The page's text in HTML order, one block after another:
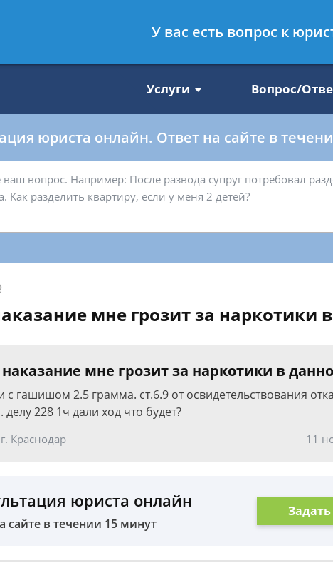
8 812 509-27-47
Услуги Вопрос/
юриста онлайн. Ответ на сайте в
мне грозит за наркотики
мне грозит за наркотики в
с гашишом 2.5 грамма. ст.6.9 от освидетельствования
делу 228 1ч дали ход что будет?
Краснодар 11
юриста онлайн
сайте в течении 15 минут
У вас есть вопрос к